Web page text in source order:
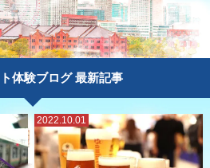
体験ブログ 最新記事
2022.10.01